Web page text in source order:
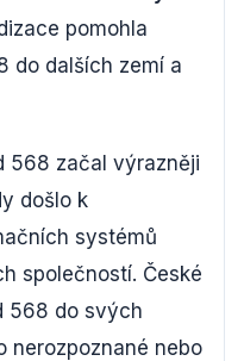
pomohla
do dalších zemí a
568 začal výrazněji
došlo k
systémů
společností. České
568 do svých
nerozpoznané nebo